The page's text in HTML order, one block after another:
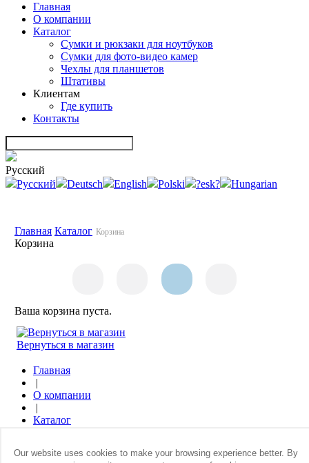
Главная
О компании
Каталог
Сумки и рюкзаки для ноутбуков
Сумки для фото-видео камер
Чехлы для планшетов
Штативы
Клиентам
Где купить
Контакты
Русский
Русский
Deutsch English Polski ?esk? Hungarian
Главная Каталог Корзина
Корзина
Ваша корзина пуста.
Вернуться в магазин
Главная
|
О компании
|
Каталог
|
Our website uses cookies to make your browsing experience better. By